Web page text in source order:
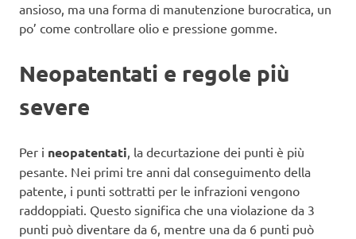
ansioso, ma una forma di manutenzione burocratica, un
po’ come controllare olio e pressione gomme.
Neopatentati e regole più
severe
Per i neopatentati, la decurtazione dei punti è più
pesante. Nei primi tre anni dal conseguimento della
patente, i punti sottratti per le infrazioni vengono
raddoppiati. Questo significa che una violazione da 3
punti può diventare da 6, mentre una da 6 punti può